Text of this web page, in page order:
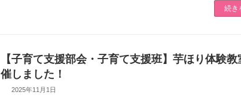
続き
【子育て支援部会・子育て支援班】芋ほり体験教
催しました！
2025年11月1日